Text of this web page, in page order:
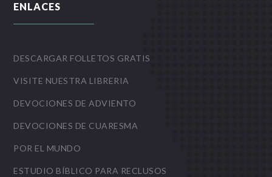
ENLACES
DESCARGAR FOLLETOS GRATIS
VISITE NUESTRA LIBRERIA
DEVOCIONES DE ADVIENTO
DEVOCIONES DE CUARESMA
POR EL MUNDO
ESTUDIO BÍBLICO PARA RECLUSOS